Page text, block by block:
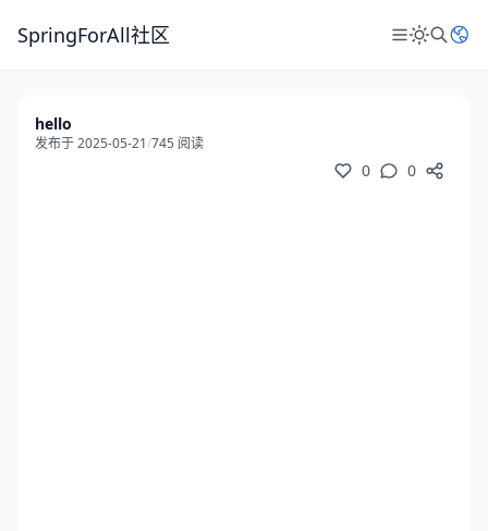
SpringForAll社区
hello
发布于 2025-05-21/745 阅读
0 0